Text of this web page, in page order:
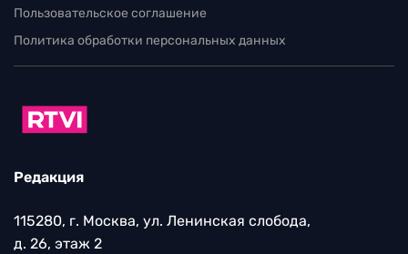
Пользовательское соглашение
Политика обработки персональных данных
Редакция
115280, г. Москва, ул. Ленинская слобода,
д. 26, этаж 2